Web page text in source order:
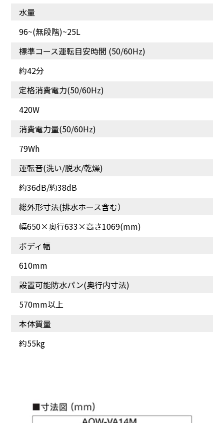
洗濯物の取り出しがラク
ラク[ほぐし仕上げ]
キレイになるのが見えて
お手入れしやすい[ガラス
トップ]
水量
96~(無段階)~25L
標準コース運転目安時間 (50/60Hz)
約42分
定格消費電力(50/60Hz)
420W
消費電力量(50/60Hz)
79Wh
運転音(洗い/脱水/乾燥)
約36dB/約38dB
総外形寸法(排水ホース含む）
幅650×奥行633×高さ1069(mm)
ボディ幅
610mm
設置可能防水パン(奥行内寸法)
570mm以上
本体質量
約55kg